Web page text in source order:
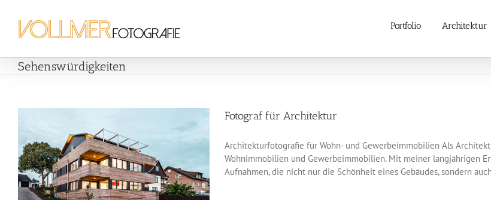
Inhalt
springen
Portfolio Architektur
Sehenswürdigkeiten
Fotograf für Architektur
Architekturfotografie für Wohn- und Gewerbeimmobilien Als
Wohnimmobilien und Gewerbeimmobilien. Mit meiner langjährigen
Aufnahmen, die nicht nur die Schönheit eines Gebäudes, sondern